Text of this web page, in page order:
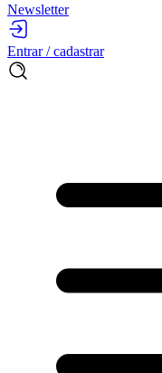
Newsletter
Entrar / cadastrar